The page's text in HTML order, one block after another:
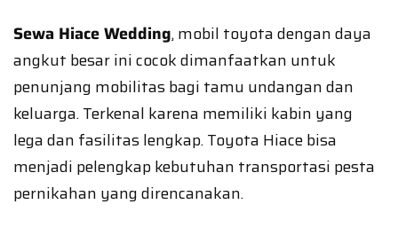
Sewa Hiace Wedding, mobil toyota dengan daya
angkut besar ini cocok dimanfaatkan untuk
penunjang mobilitas bagi tamu undangan dan
keluarga. Terkenal karena memiliki kabin yang
lega dan fasilitas lengkap. Toyota Hiace bisa
menjadi pelengkap kebutuhan transportasi pesta
pernikahan yang direncanakan.